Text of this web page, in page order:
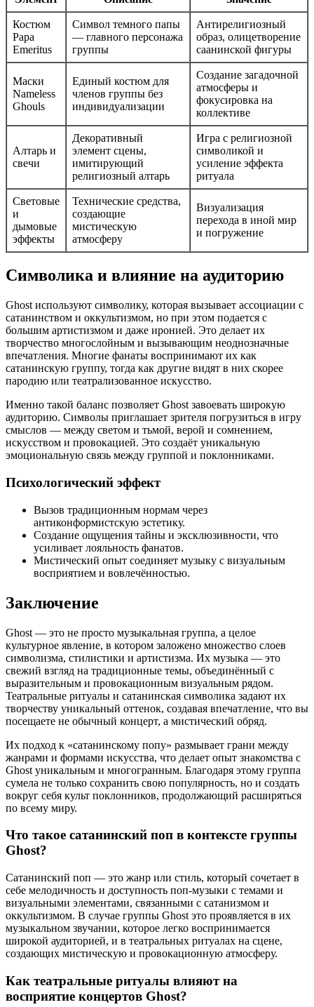
Костюм
Papa
Emeritus
Символ темного папы
— главного персонажа
группы
Антирелигиозный
образ, олицетворение
саанинской фигуры
Маски
Nameless
Ghouls
Единый костюм для
членов группы без
индивидуализации
Создание загадочной
атмосферы и
фокусировка на
коллективе
Алтарь и
свечи
Декоративный
элемент сцены,
имитирующий
религиозный алтарь
Игра с религиозной
символикой и
усиление эффекта
ритуала
Световые
и
дымовые
эффекты
Технические средства,
создающие
мистическую
атмосферу
Визуализация
перехода в иной мир
и погружение
Символика и влияние на аудиторию
Ghost используют символику, которая вызывает ассоциации с
сатанинством и оккультизмом, но при этом подается с
большим артистизмом и даже иронией. Это делает их
творчество многослойным и вызывающим неоднозначные
впечатления. Многие фанаты воспринимают их как
сатанинскую группу, тогда как другие видят в них скорее
пародию или театрализованное искусство.
Именно такой баланс позволяет Ghost завоевать широкую
аудиторию. Символы приглашает зрителя погрузиться в игру
смыслов — между светом и тьмой, верой и сомнением,
искусством и провокацией. Это создаёт уникальную
эмоциональную связь между группой и поклонниками.
Психологический эффект
Вызов традиционным нормам через
антиконформистскую эстетику.
Создание ощущения тайны и эксклюзивности, что
усиливает лояльность фанатов.
Мистический опыт соединяет музыку с визуальным
восприятием и вовлечённостью.
Заключение
Ghost — это не просто музыкальная группа, а целое
культурное явление, в котором заложено множество слоев
символизма, стилистики и артистизма. Их музыка — это
свежий взгляд на традиционные темы, объединённый с
выразительным и провокационным визуальным рядом.
Театральные ритуалы и сатанинская символика задают их
творчеству уникальный оттенок, создавая впечатление, что вы
посещаете не обычный концерт, а мистический обряд.
Их подход к «сатанинскому попу» размывает грани между
жанрами и формами искусства, что делает опыт знакомства с
Ghost уникальным и многогранным. Благодаря этому группа
сумела не только сохранить свою популярность, но и создать
вокруг себя культ поклонников, продолжающий расширяться
по всему миру.
Что такое сатанинский поп в контексте группы
Ghost?
Сатанинский поп — это жанр или стиль, который сочетает в
себе мелодичность и доступность поп-музыки с темами и
визуальными элементами, связанными с сатанизмом и
оккультизмом. В случае группы Ghost это проявляется в их
музыкальном звучании, которое легко воспринимается
широкой аудиторией, и в театральных ритуалах на сцене,
создающих мистическую и провокационную атмосферу.
Как театральные ритуалы влияют на
восприятие концертов Ghost?